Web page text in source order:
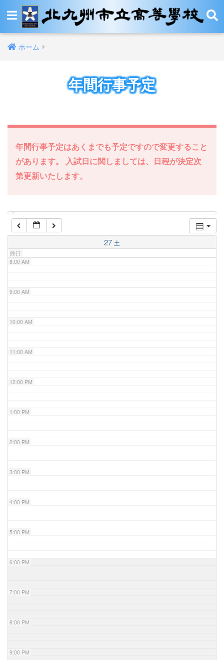
ホーム
年間行事予定
年間行事予定はあくまでも予定ですので変更すること
があります。 入試日に関しましては、日程が決定次
第更新いたします。
27 土
終日
12:00 AM
1:00 AM
4:00 AM
5:00 AM
7:00 AM
8:00 AM
9:00 AM
10:00 AM
11:00 AM
12:00 PM
1:00 PM
2:00 PM
3:00 PM
4:00 PM
5:00 PM
6:00 PM
7:00 PM
8:00 PM
9:00 PM